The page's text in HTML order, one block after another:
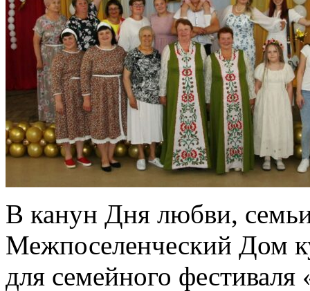
В канун Дня любви,
Межпоселенческий Дом
для семейного